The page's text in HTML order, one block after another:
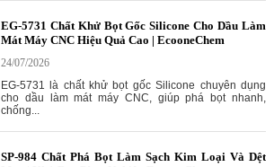
EG-5731 Chất Khử Bọt Gốc Silicone Cho Dầu Làm
Mát Máy CNC Hiệu Quả Cao | EcooneChem
24/07/2026
EG-5731 là chất khử bọt gốc Silicone chuyên dụng
cho dầu làm mát máy CNC, giúp phá bọt nhanh,
chống...
SP-984 Chất Phá Bọt Làm Sạch Kim Loại Và Dệt